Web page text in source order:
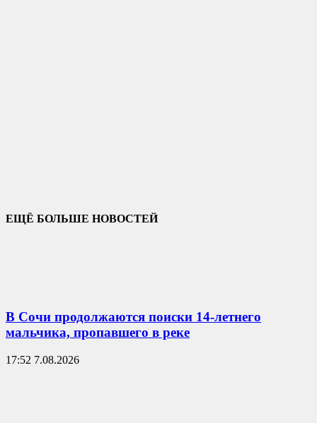
ЕЩЁ БОЛЬШЕ НОВОСТЕЙ
В Сочи продолжаются поиски 14-летнего
мальчика, пропавшего в реке
17:52 7.08.2026